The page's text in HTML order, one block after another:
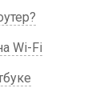
Wi-Fi